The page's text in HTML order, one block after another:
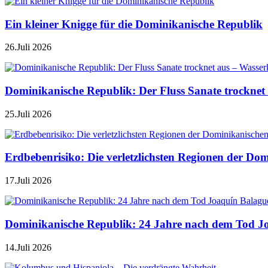
Ein kleiner Knigge für die Dominikanische Republik
26.Juli 2026
Dominikanische Republik: Der Fluss Sanate
25.Juli 2026
Erdbebenrisiko: Die verletzlichsten Regionen der
17.Juli 2026
Dominikanische Republik: 24 Jahre nach dem Tod
14.Juli 2026